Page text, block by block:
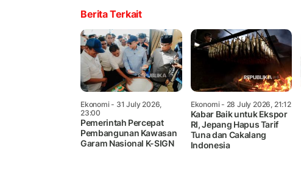
Berita Terkait
Ekonomi- 31 July 2026,
23:00
Pemerintah Percepat
Pembangunan Kawasan
Garam Nasional K-SIGN
Ekonomi- 28 July 2026, 21:12
Kabar Baik untuk Ekspor
RI, Jepang Hapus Tarif
Tuna dan Cakalang
Indonesia